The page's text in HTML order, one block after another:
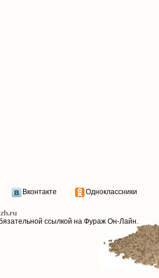
Вконтакте Одноклассники
ссылкой на Фураж Он-Лайн.